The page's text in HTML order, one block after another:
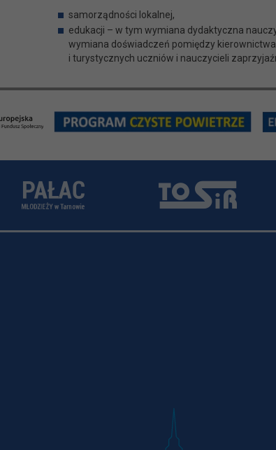
samorządności lokalnej,
edukacji – w tym wymiana dydaktyczna
wymiana doświadczeń pomiędzy
i turystycznych uczniów i nauczycieli